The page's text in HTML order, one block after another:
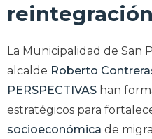
La Municipalidad de San
alcalde Roberto
PERSPECTIVAS han
estratégicos para
socioeconómica de